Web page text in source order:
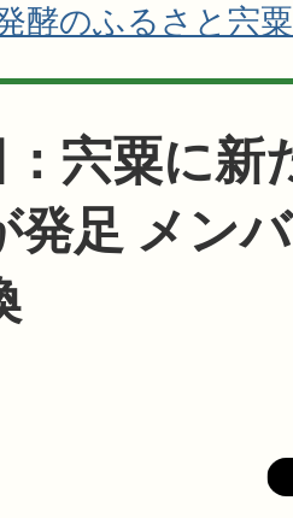
酵のふるさと宍粟
宍粟に新
発足 メン